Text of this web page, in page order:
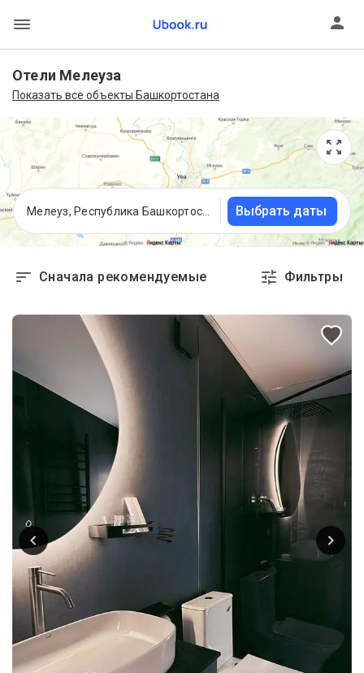
Отели Мелеуза
Показать все объекты Башкортостана
Выбрать даты
Сначала рекомендуемые Фильтры